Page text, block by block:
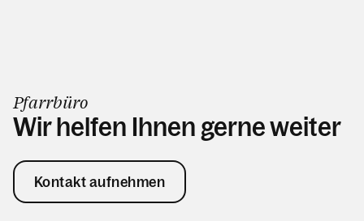
Pfarrbüro
Wir helfen Ihnen gerne weiter
Kontakt aufnehmen